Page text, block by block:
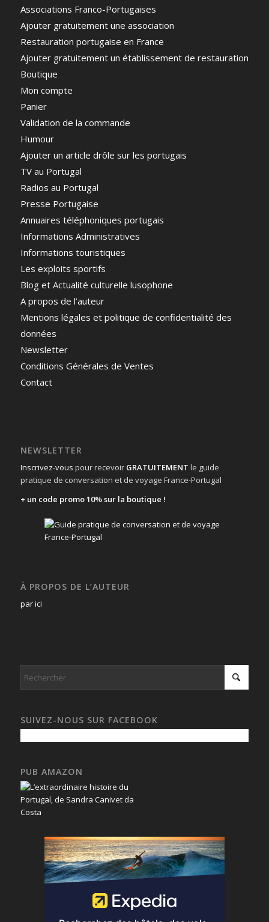
Associations Franco-Portugaises
Ajouter gratuitement une association
Restauration portugaise en France
Ajouter gratuitement un établissement de restauration
Boutique
Mon compte
Panier
Validation de la commande
Humour
Ajouter un article drôle sur les portugais
TV au Portugal
Radios au Portugal
Presse Portugaise
Annuaires téléphoniques portugais
Informations Administratives
Informations touristiques
Les exploits sportifs
Blog et Actualité culturelle lusophone
A propos de l’auteur
Mentions légales et politique de confidentialité des
données
Newsletter
Conditions Générales de Ventes
Contact
NEWSLETTER
Inscrivez-vous pour recevoir GRATUITEMENT le guide
pratique de conversation et de voyage France-Portugal
+ un code promo 10% sur la boutique !
À PROPOS DE L’AUTEUR
par ici
SUIVEZ-NOUS SUR FACEBOOK
PUB AMAZON